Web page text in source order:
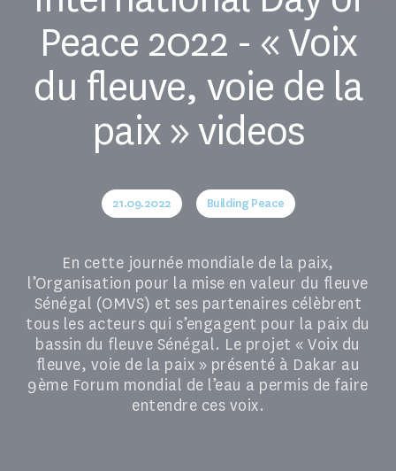
Peace 2022 - « Voix
du fleuve, voie de la
paix » videos
21.09.2022 Building Peace
En cette journée mondiale de la paix,
l’Organisation pour la mise en valeur du fleuve
Sénégal (OMVS) et ses partenaires célèbrent
tous les acteurs qui s’engagent pour la paix du
bassin du fleuve Sénégal. Le projet « Voix du
fleuve, voie de la paix » présenté à Dakar au
9ème Forum mondial de l’eau a permis de faire
entendre ces voix.